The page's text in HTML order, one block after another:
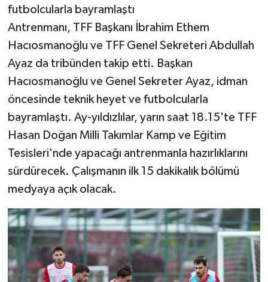
futbolcularla bayramlaştı
Antrenmanı, TFF Başkanı İbrahim Ethem
Hacıosmanoğlu ve TFF Genel Sekreteri Abdullah
Ayaz da tribünden takip etti. Başkan
Hacıosmanoğlu ve Genel Sekreter Ayaz, idman
öncesinde teknik heyet ve futbolcularla
bayramlaştı. Ay-yıldızlılar, yarın saat 18.15'te TFF
Hasan Doğan Milli Takımlar Kamp ve Eğitim
Tesisleri'nde yapacağı antrenmanla hazırlıklarını
sürdürecek. Çalışmanın ilk 15 dakikalık bölümü
medyaya açık olacak.